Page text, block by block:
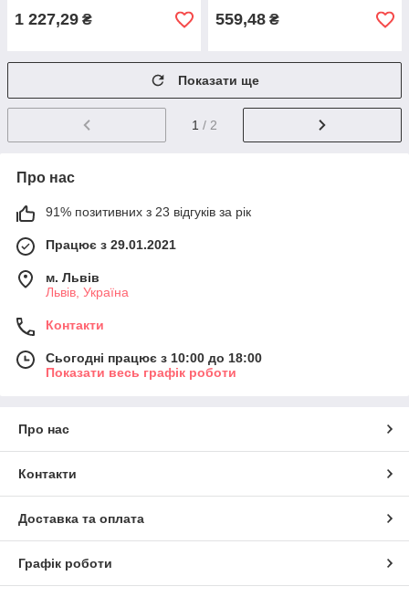
1 227,29 ₴ 559,48 ₴
Показати ще
1 / 2
Про нас
91% позитивних з 23 відгуків за рік
Працює з 29.01.2021
м. Львів
Львів, Україна
Контакти
Сьогодні працює з 10:00 до 18:00
Показати весь графік роботи
Про нас
Контакти
Доставка та оплата
Графік роботи